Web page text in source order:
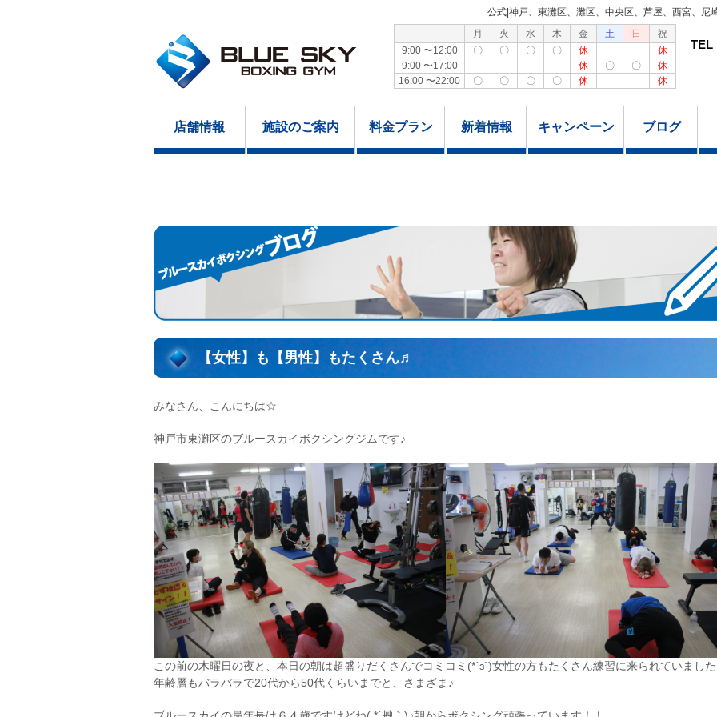
公式|神戸、東灘区、灘区、中央区、芦屋、西宮、
月
火 水 木 金 土 日
祝
9:00 〜12:00
〇 〇 〇 〇 休
休
9:00 〜17:00
休 〇 〇
休
16:00 〜22:00
〇 〇 〇 〇 休 休
TEL
店舗情報 施設のご案内 料金プラン 新着情報 キャンペーン ブログ
【女性】も【男性】もたくさん♬
みなさん、こんにちは☆
神戸市東灘区のブルースカイボクシングジムです♪
この前の木曜日の夜と、本日の朝は超盛りだくさんでコミコミ(*´з`)女性の方もたくさん練習に来られていまし
年齢層もバラバラで20代から50代くらいまでと、さまざま♪